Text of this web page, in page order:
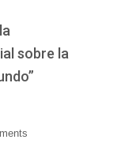
sobre la